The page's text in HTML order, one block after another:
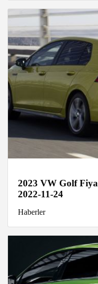
2023 VW Golf
2022-11-24
Haberler